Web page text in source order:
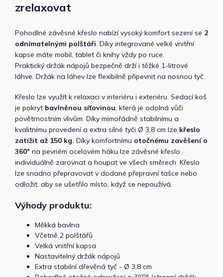
zrelaxovat
Pohodlné závěsné křeslo nabízí vysoký komfort sezení se 2
odnímatelnými polštáři. Díky integrované velké vnitřní
kapse máte mobil, tablet či knihy vždy po ruce.
Praktický držák nápojů bezpečně drží i těžké 1-litrové
láhve. Držák na láhev lze flexibilně připevnit na nosnou tyč.
Křeslo lze využít k relaxaci v interiéru i exteriéru. Sedací koš
je pokryt bavlněnou síťovinou, která je odolná vůči
povětrnostním vlivům. Díky mimořádně stabilnímu a
kvalitnímu provedení a extra silné tyči Ø 3,8 cm lze křeslo
zatížit až 150 kg. Díky komfortnímu otočnému zavěšení o
360° na pevném ocelovém háku lze závěsné křeslo
individuálně zarovnat a houpat ve všech směrech. Křeslo
lze snadno přepravovat v dodané přepravní tašce nebo
odložit, aby se ušetřilo místo, když se nepoužívá.
Výhody produktu:
Měkká bavlna
Včetně 2 polštářů
Velká vnitřní kapsa
Nastavitelný držák nápojů
Extra stabilní dřevěná tyč - Ø 3,8 cm